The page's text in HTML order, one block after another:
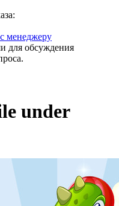
менеджеру
для обсуждения
under